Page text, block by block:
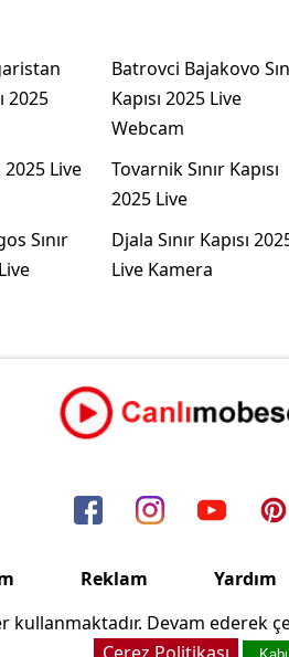
2025
Batrovci Bajakovo
Kapısı 2025 Live
Webcam
Live
Tovarnik Sınır Kapısı
2025 Live
Sınır
Djala Sınır Kapısı
Live Kamera
Reklam Yardım
Copyright © 2006/2024
kullanmaktadır. Devam ederek